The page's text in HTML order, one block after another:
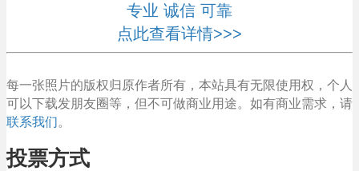
专业 诚信 可靠
点此查看详情>>>
每一张照片的版权归原作者所有，本站具有无限使用权，个人
可以下载发朋友圈等，但不可做商业用途。如有商业需求，请
联系我们。
投票方式